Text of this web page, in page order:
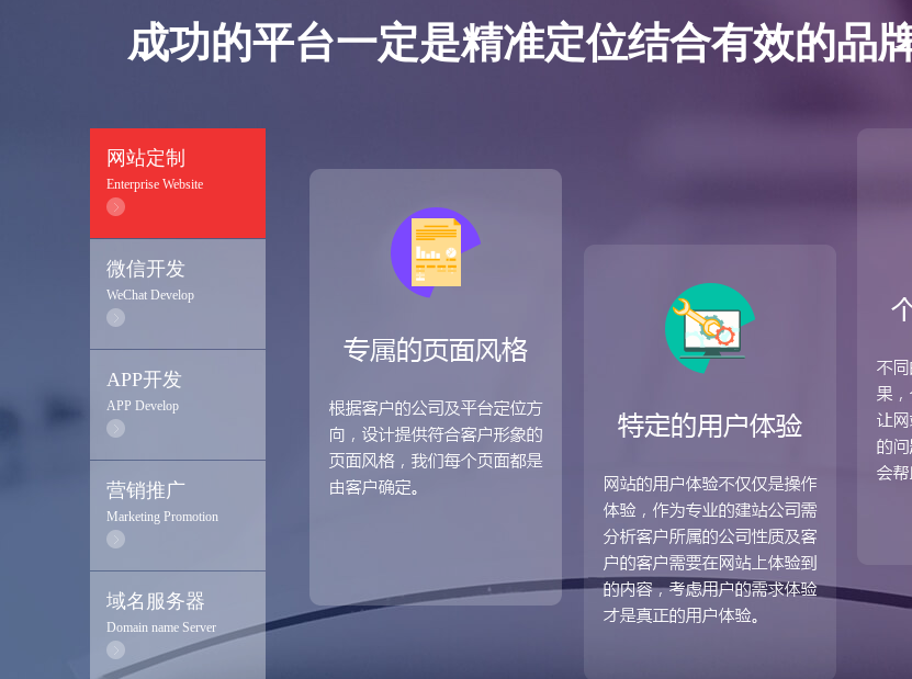
成功的平台一定是精准定位结合有效的品
网站定制
Enterprise Website
微信开发
WeChat Develop
APP开发
APP Develop
营销推广
Marketing Promotion
域名服务器
Domain name Server